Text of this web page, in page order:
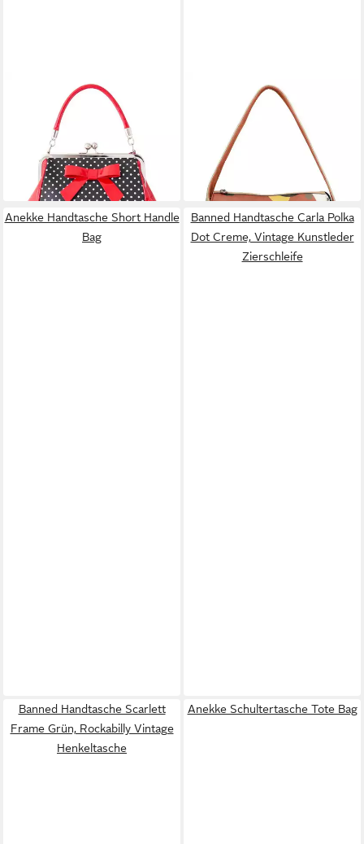
Handtasche Polka Star
Schwarz, Vintage Retro Lack
Schleife Henkeltasche
55,90 €
lieferbar - in 2-3 Werktagen bei dir
Schultertasche Alegria Tote
67,46 €
-25%
lieferbar - in 2-3 Werktagen bei dir
Anekke Handtasche Short Handle
Bag
Banned Handtasche Carla Polka
Dot Creme, Vintage Kunstleder
Zierschleife
Banned Handtasche Scarlett
Frame Grün, Rockabilly Vintage
Henkeltasche
Anekke Schultertasche Tote Bag